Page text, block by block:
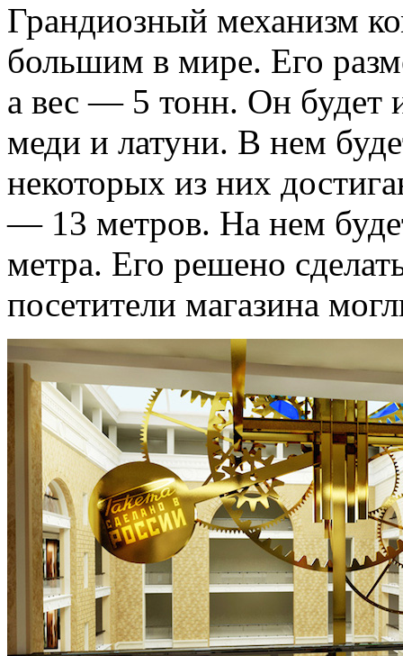
Грандиозный механизм
большим в мире. Его
а вес — 5 тонн. Он будет
меди и латуни. В нем
некоторых из них
— 13 метров. На нем
метра. Его решено
посетители магазина